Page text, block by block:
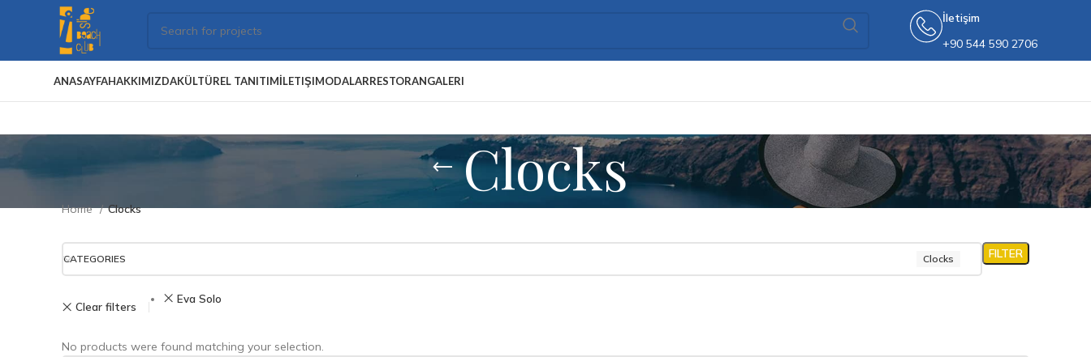
İletişim
+90 544 590 2706
ANASAYFAHAKKIMIZDAKÜLTÜREL TANITIMİLETIŞIMODALARRESTORANGALERI
Clocks
Home Clocks
CATEGORIES Clocks FILTER
Clear filters
Eva Solo
No products were found matching your selection.